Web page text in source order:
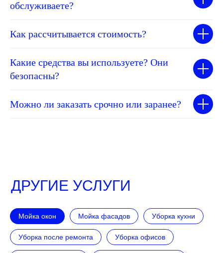
обслуживаете?
Как рассчитывается стоимость?
Какие средства вы используете? Они
безопасны?
Можно ли заказать срочно или заранее?
ДРУГИЕ УСЛУГИ
Мойка окон Мойка фасадов Уборка кухни
Уборка после ремонта Уборка офисов